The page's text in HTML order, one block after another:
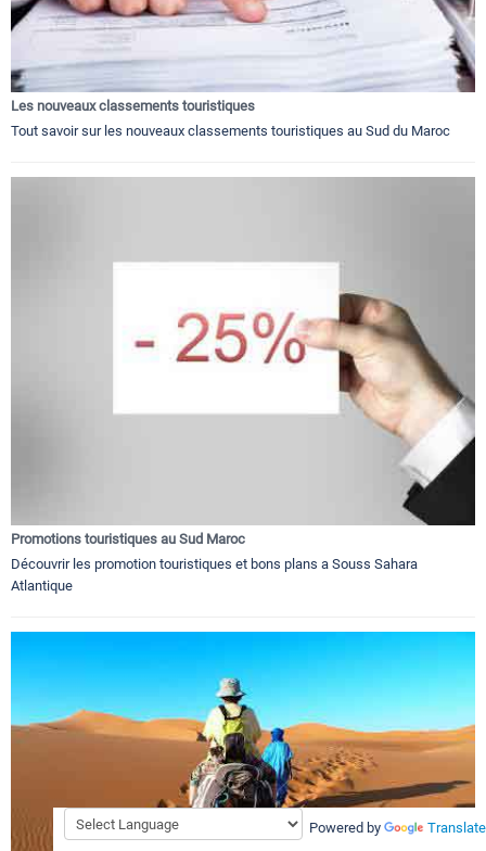
Les nouveaux classements touristiques
Tout savoir sur les nouveaux classements touristiques au Sud du Maroc
Promotions touristiques au Sud Maroc
Découvrir les promotion touristiques et bons plans a Souss Sahara
Atlantique
Powered by Translate